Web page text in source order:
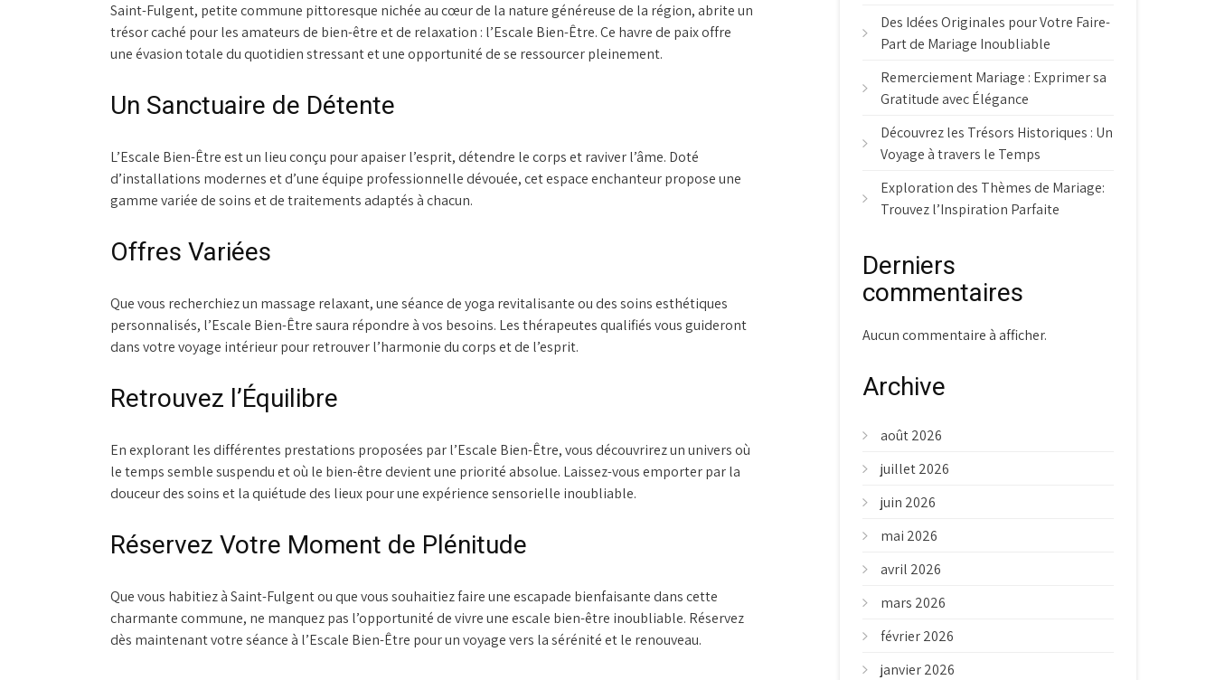
Saint-Fulgent, petite commune pittoresque nichée au cœur de la nature généreuse de la région, abrite un
trésor caché pour les amateurs de bien-être et de relaxation : l’Escale Bien-Être. Ce havre de paix offre
une évasion totale du quotidien stressant et une opportunité de se ressourcer pleinement.
Un Sanctuaire de Détente
L’Escale Bien-Être est un lieu conçu pour apaiser l’esprit, détendre le corps et raviver l’âme. Doté
d’installations modernes et d’une équipe professionnelle dévouée, cet espace enchanteur propose une
gamme variée de soins et de traitements adaptés à chacun.
Offres Variées
Que vous recherchiez un massage relaxant, une séance de yoga revitalisante ou des soins esthétiques
personnalisés, l’Escale Bien-Être saura répondre à vos besoins. Les thérapeutes qualifiés vous guideront
dans votre voyage intérieur pour retrouver l’harmonie du corps et de l’esprit.
Retrouvez l’Équilibre
En explorant les différentes prestations proposées par l’Escale Bien-Être, vous découvrirez un univers où
le temps semble suspendu et où le bien-être devient une priorité absolue. Laissez-vous emporter par la
douceur des soins et la quiétude des lieux pour une expérience sensorielle inoubliable.
Réservez Votre Moment de Plénitude
Que vous habitiez à Saint-Fulgent ou que vous souhaitiez faire une escapade bienfaisante dans cette
charmante commune, ne manquez pas l’opportunité de vivre une escale bien-être inoubliable. Réservez
dès maintenant votre séance à l’Escale Bien-Être pour un voyage vers la sérénité et le renouveau.
Des Idées Originales pour Votre Faire-
Part de Mariage Inoubliable
Remerciement Mariage : Exprimer sa
Gratitude avec Élégance
Découvrez les Trésors Historiques : Un
Voyage à travers le Temps
Exploration des Thèmes de Mariage:
Trouvez l’Inspiration Parfaite
Derniers
commentaires
Aucun commentaire à afficher.
Archive
août 2026
juillet 2026
juin 2026
mai 2026
avril 2026
mars 2026
février 2026
janvier 2026